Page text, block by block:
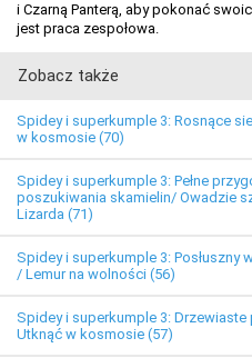
i Czarną Panterą, aby pokonać
jest praca zespołowa.
Zobacz także
Spidey i superkumple 3: Rosnące
w kosmosie (70)
Spidey i superkumple 3: Pełne
poszukiwania skamielin/ Owadzie
Lizarda (71)
Spidey i superkumple 3: Posłuszny
/ Lemur na wolności (56)
Spidey i superkumple 3:
Utknąć w kosmosie (57)